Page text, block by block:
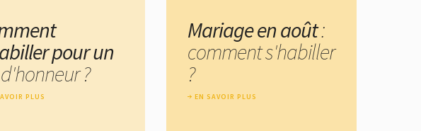
pour un
?
PLUS
Mariage en août:
comment s'habiller
?
EN SAVOIR PLUS